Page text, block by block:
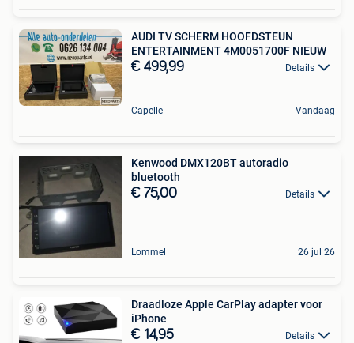
AUDI TV SCHERM HOOFDSTEUN
ENTERTAINMENT 4M0051700F NIEUW
€ 499,99 Details
Capelle Vandaag
Kenwood DMX120BT autoradio
bluetooth
€ 75,00 Details
Lommel 26 jul 26
Draadloze Apple CarPlay adapter voor
iPhone
€ 14,95 Details